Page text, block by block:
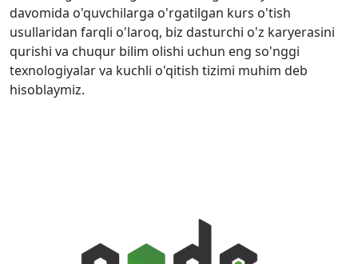
davomida o'quvchilarga o'rgatilgan kurs o'tish
usullaridan farqli o'laroq, biz dasturchi o'z karyerasini
qurishi va chuqur bilim olishi uchun eng so'nggi
texnologiyalar va kuchli o'qitish tizimi muhim deb
hisoblaymiz.